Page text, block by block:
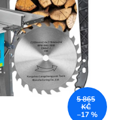
5 865
KČ
–17 %